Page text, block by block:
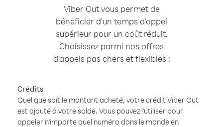
Viber Out vous permet de
bénéficier d'un temps d'appel
supérieur pour un coût réduit.
Choisissez parmi nos offres
d'appels pas chers et flexibles :
Crédits
Quel que soit le montant acheté, votre crédit Viber Out
est ajouté à votre solde. Vous pouvez l'utiliser pour
appeler n'importe quel numéro dans le monde en